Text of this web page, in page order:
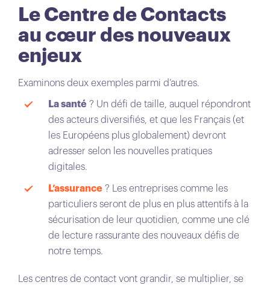
Le Centre de Contacts
au cœur des nouveaux
enjeux
Examinons deux exemples parmi d’autres.
La santé ? Un défi de taille, auquel répondront
des acteurs diversifiés, et que les Français (et
les Européens plus globalement) devront
adresser selon les nouvelles pratiques
digitales.
L’assurance ? Les entreprises comme les
particuliers seront de plus en plus attentifs à la
sécurisation de leur quotidien, comme une clé
de lecture rassurante des nouveaux défis de
notre temps.
Les centres de contact vont grandir, se multiplier, se